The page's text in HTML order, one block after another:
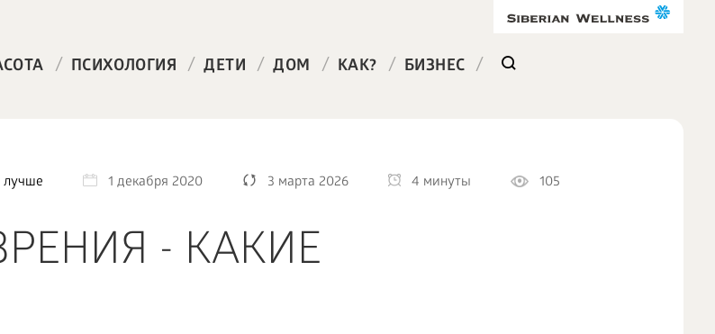
/ ПСИХОЛОГИЯ / ДЕТИ / ДОМ / КАК? / БИЗНЕС /
лучше 1 декабря 2020 3 марта 2026 4 минуты 105
- КАКИЕ